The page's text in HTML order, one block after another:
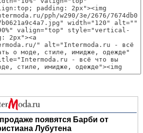
появятся Барби от
Лубутена